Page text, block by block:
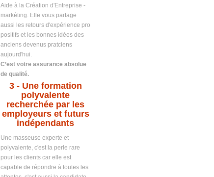
Aide à la Création d'Entreprise -
markéting. Elle vous partage
aussi les retours d'expérience pro
positifs et les bonnes idées des
anciens devenus pratciens
aujourd'hui.
C’est votre assurance absolue
de qualité.
3 - Une formation
polyvalente
recherchée par les
employeurs et futurs
indépendants
Une masseuse experte et
polyvalente, c'est la perle rare
pour les clients car elle est
capable de répondre à toutes les